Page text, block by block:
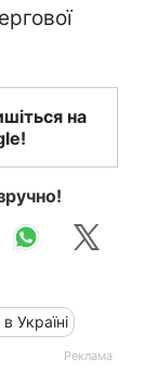
на
в Україні